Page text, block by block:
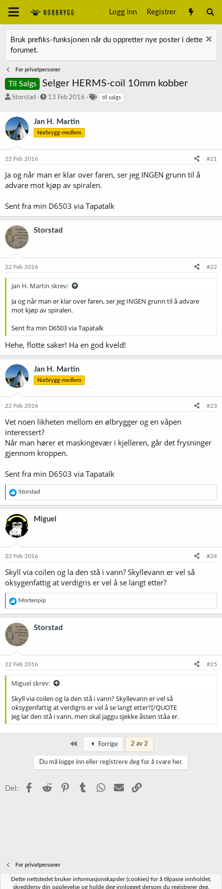
Logg inn Registrer
Bruk prefiks-funksjonen når du oppretter nye poster i dette
forumet.
For privatpersoner
Til Salgs Selger HERMS-coil 10mm kobber
T
d
s
t
a
r
e
r
Storstad
S
r
t
a
13 Feb 2016
r
til salgs
Jan H. Martin
Norbrygg-medlem
22 Feb 2016 #21
Ja og når man er klar over faren, ser jeg INGEN grunn til å
advare mot kjøp av spiralen.
Sent fra min D6503 via Tapatalk
Storstad
22 Feb 2016 #22
Jan H. Martin skrev:
Ja og når man er klar over faren, ser jeg INGEN grunn til å advare
mot kjøp av spiralen.
Sent fra min D6503 via Tapatalk
Hehe, flotte saker! Ha en god kveld!
Jan H. Martin
Norbrygg-medlem
22 Feb 2016 #23
Vet noen likheten mellom en ølbrygger og en våpen
interessert?
Når man hører et maskingevær i kjelleren, går det frysninger
gjennom kroppen.
Sent fra min D6503 via Tapatalk
R
e
a
k
s
o
e
:
Storstad
Miguel
22 Feb 2016 #24
Skyll via coilen og la den stå i vann? Skyllevann er vel så
oksygenfattig at verdigris er vel å se langt etter?
R
e
a
k
s
o
e
Mortenpip
Storstad
22 Feb 2016 #25
Miguel skrev:
Skyll via coilen og la den stå i vann? Skyllevann er vel så
oksygenfattig at verdigris er vel å se langt etter?[/QUOTE
Jeg lar den stå i vann, men skal jaggu sjekke åssen ståa er.
Først Forrige 2 av 2
Du må logge inn eller registrere deg for å svare her.
Del: Facebook
Reddit PinterestTumblr WhatsApp
E-post
For privatpersoner
Norbrygg-default
Dette nettstedet bruker informasjonskapsler (cookies) for å tilpasse innholdet,
skreddersy din opplevelse og holde deg innlogget dersom du registrerer deg.